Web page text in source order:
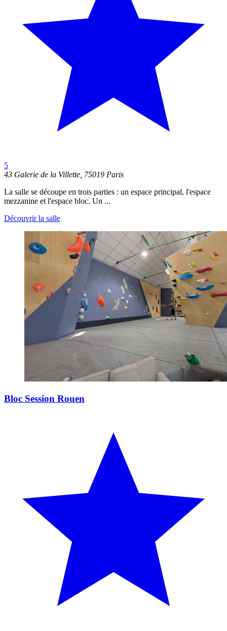
5
43 Galerie de la Villette, 75019 Paris
La salle se découpe en trois parties : un espace principal, l'espace
mezzanine et l'espace bloc. Un ...
Découvrir la salle
Bloc Session Rouen